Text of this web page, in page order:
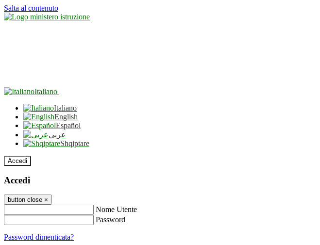
Salta al contenuto
Italiano
Italiano
English
Español
عربى
Shqiptare
Accedi
Accedi
button close ×
Nome Utente
Password
Password dimenticata?